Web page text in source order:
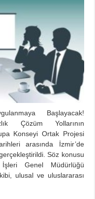
Başlayacak!
Çözüm Yollarının
Konseyi Ortak Projesi
arasında İzmir’de
Söz konusu
Genel Müdürlüğü
ulusal ve uluslararası